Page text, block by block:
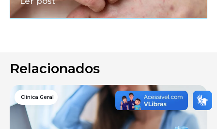
Relacionados
Clínica Geral